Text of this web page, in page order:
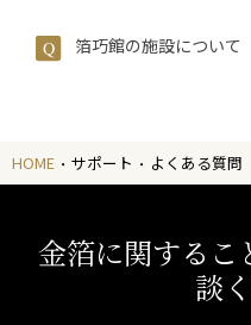
箔巧館の施設につい
HOME サポート よくある質問
金箔に関するこ
談